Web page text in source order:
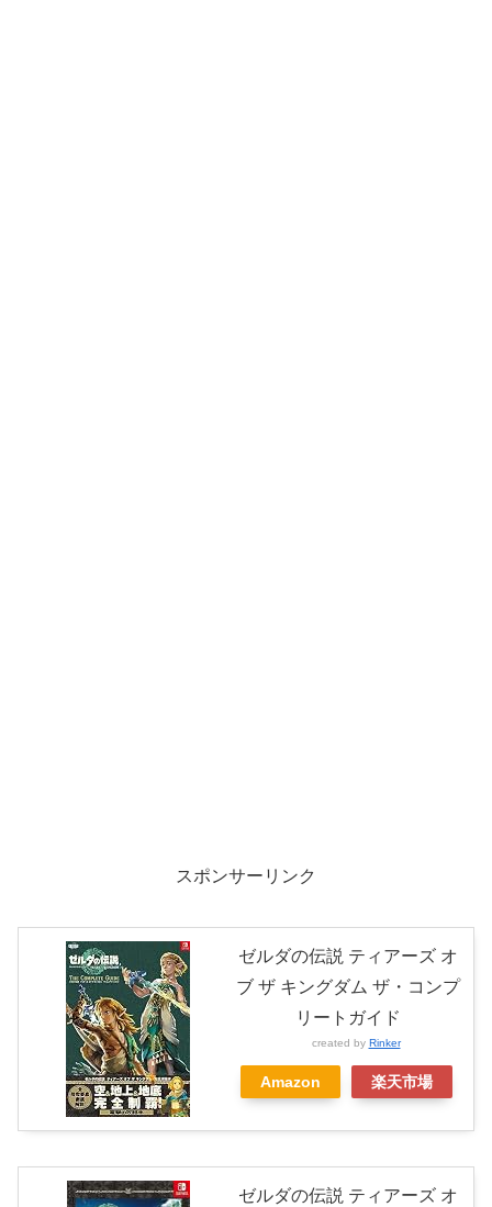
スポンサーリンク
ゼルダの伝説 ティアーズ オ
ブ ザ キングダム ザ・コンプ
リートガイド
created by Rinker
Amazon 楽天市場
ゼルダの伝説 ティアーズ オ